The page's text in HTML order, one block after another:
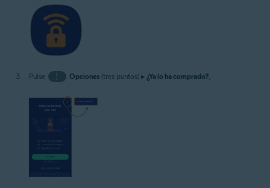
Pulse ⋮ Opciones(tres puntos) ▸ ¿Ya lo ha comprado?,